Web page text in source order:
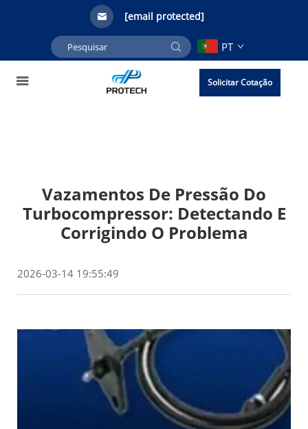
[email protected]
PT
Solicitar Cotação
Vazamentos De Pressão Do
Turbocompressor: Detectando E
Corrigindo O Problema
2026-03-14 19:55:49